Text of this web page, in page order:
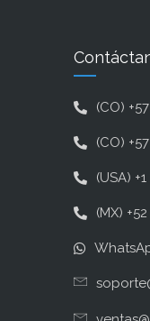
(CO)
(CO)
(USA)
(MX)